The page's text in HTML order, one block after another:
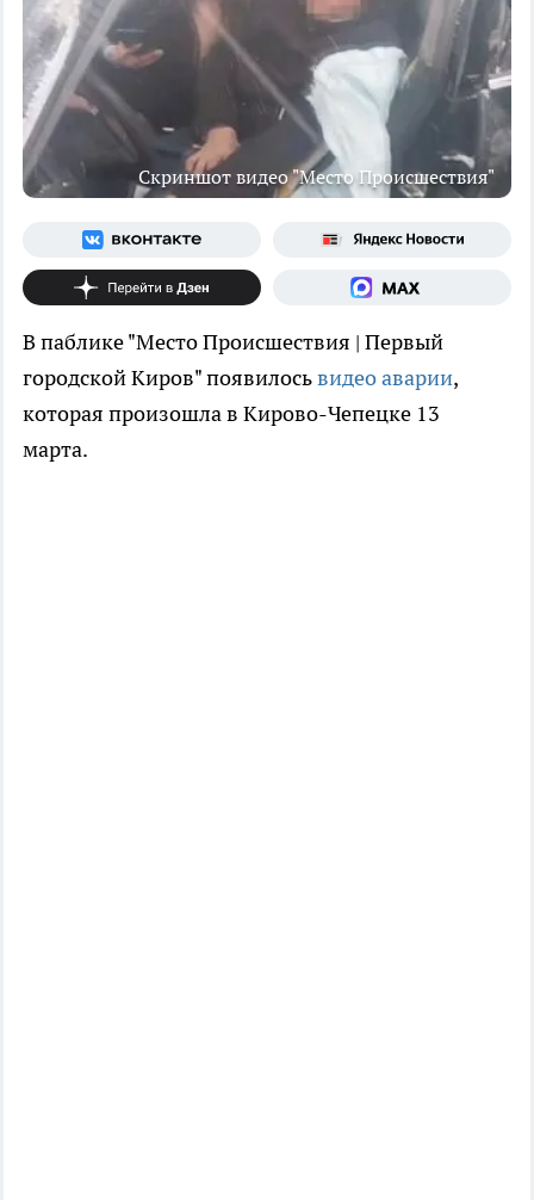
Скриншот видео "Место Происшествия"
В паблике "Место Происшествия | Первый
городской Киров" появилосьвидео аварии,
которая произошла в Кирово-Чепецке 13
марта.